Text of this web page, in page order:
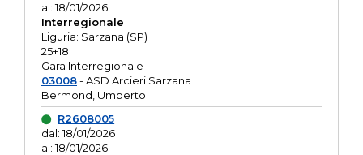
al: 18/01/2026
Interregionale
Liguria: Sarzana (SP)
25+18
Gara Interregionale
03008- ASD Arcieri Sarzana
Bermond, Umberto
R2608005
dal: 18/01/2026
al: 18/01/2026